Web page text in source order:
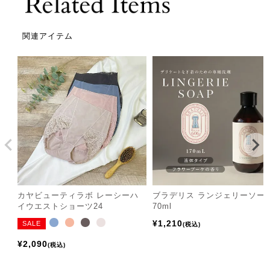
関連アイテム
カヤビューティラボ レーシーハ
イウエストショーツ24
SALE
¥2,090 税込
ブラデリス ランジェリーソー
70ml
¥1,210 税込